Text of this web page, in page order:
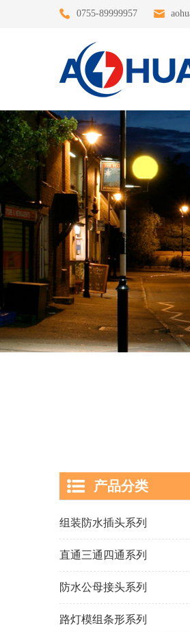
0755-89999957
产品分类
组装防水插头系列
直通三通四通系列
防水公母接头系列
路灯模组条形系列